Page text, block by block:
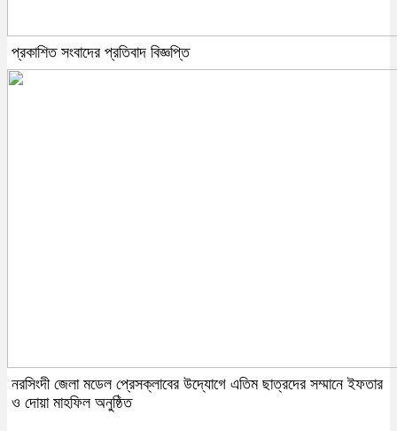
প্রকাশিত সংবাদের প্রতিবাদ বিজ্ঞপ্তি
নরসিংদী জেলা মডেল প্রেসক্লাবের উদ্যোগে এতিম ছাত্রদের সম্মানে ইফতার
ও দোয়া মাহফিল অনুষ্ঠিত